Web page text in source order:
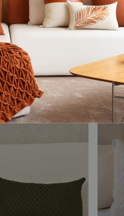
Exibindo 110 produtos
conforto e elegância. Escolha